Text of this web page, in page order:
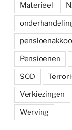
Materieel
Pensioenen
SOD
Verkiezingen
Werving